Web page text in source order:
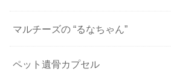
マルチーズの “るなちゃん”
ペット遺骨カプセル